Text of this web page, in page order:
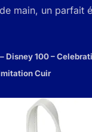
main, un parfait
Disney 100 –
Cuir